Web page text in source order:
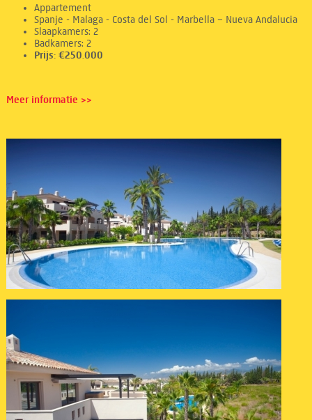
Appartement
Spanje - Malaga - Costa del Sol - Marbella – Nueva Andalucia
Slaapkamers: 2
Badkamers: 2
Prijs: €250.000
Meer informatie >>